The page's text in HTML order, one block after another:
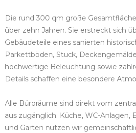
Die rund 300 qm große
über zehn Jahren. Sie erstreckt sich
Gebäudeteile eines sanierten
Parkettböden, Stuck,
hochwertige Beleuchtung sowie
Details schaffen eine besondere
Alle Büroräume sind direkt vom
aus zugänglich. Küche, WC-Anlagen,
und Garten nutzen wir